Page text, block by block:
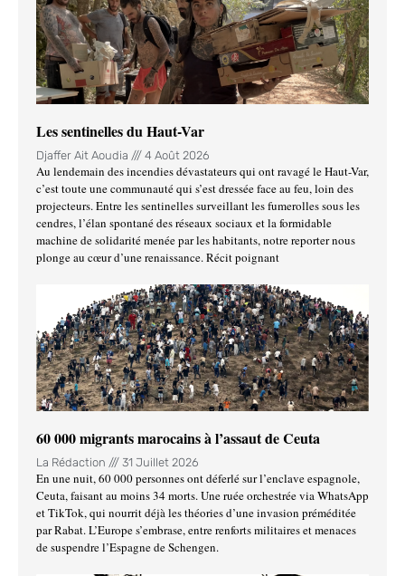
Les sentinelles du Haut-Var
Djaffer Ait Aoudia 4 Août 2026
Au lendemain des incendies dévastateurs qui ont ravagé le Haut-Var,
c’est toute une communauté qui s’est dressée face au feu, loin des
projecteurs. Entre les sentinelles surveillant les fumerolles sous les
cendres, l’élan spontané des réseaux sociaux et la formidable
machine de solidarité menée par les habitants, notre reporter nous
plonge au cœur d’une renaissance. Récit poignant
60 000 migrants marocains à l’assaut de Ceuta
La Rédaction 31 Juillet 2026
En une nuit, 60 000 personnes ont déferlé sur l’enclave espagnole,
Ceuta, faisant au moins 34 morts. Une ruée orchestrée via WhatsApp
et TikTok, qui nourrit déjà les théories d’une invasion préméditée
par Rabat. L’Europe s’embrase, entre renforts militaires et menaces
de suspendre l’Espagne de Schengen.